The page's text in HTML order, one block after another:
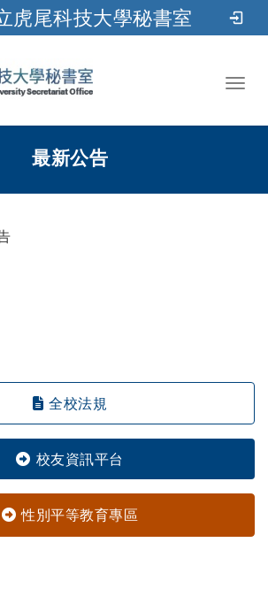
虎尾科技大學秘書室
最新公告
全校法規
校友資訊平台
性別平等教育專區